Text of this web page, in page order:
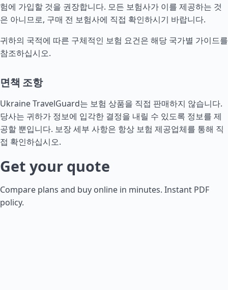
험에 가입할 것을 권장합니다. 모든 보험사가 이를 제공하는 것
은 아니므로, 구매 전 보험사에 직접 확인하시기 바랍니다.
귀하의 국적에 따른 구체적인 보험 요건은 해당 국가별 가이드를
참조하십시오.
면책 조항
Ukraine TravelGuard는 보험 상품을 직접 판매하지 않습니다.
당사는 귀하가 정보에 입각한 결정을 내릴 수 있도록 정보를 제
공할 뿐입니다. 보장 세부 사항은 항상 보험 제공업체를 통해 직
접 확인하십시오.
Get your quote
Compare plans and buy online in minutes. Instant PDF
policy.